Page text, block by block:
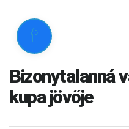

Bizonytalanná
kupa jövője